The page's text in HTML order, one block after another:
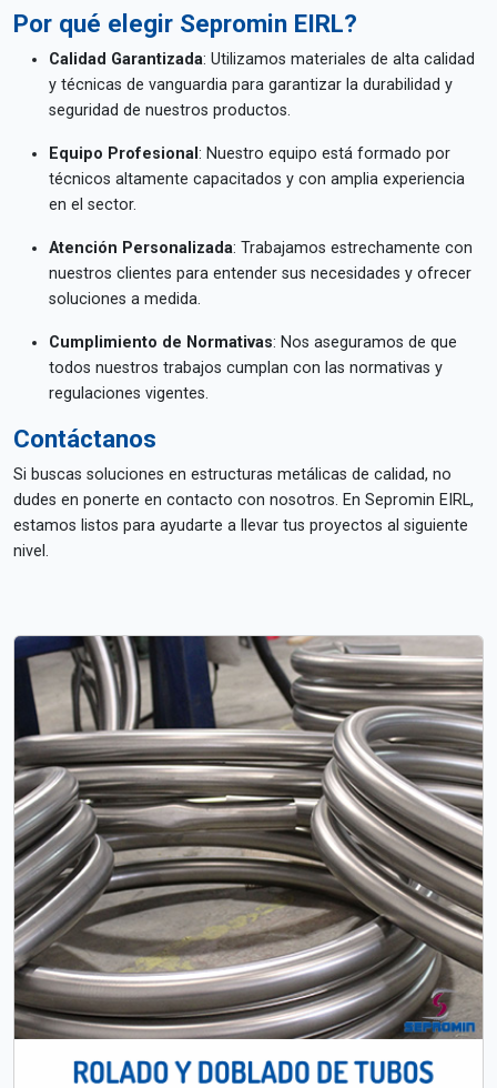
Por qué elegir Sepromin EIRL?
Calidad Garantizada: Utilizamos materiales de alta calidad
y técnicas de vanguardia para garantizar la durabilidad y
seguridad de nuestros productos.
Equipo Profesional : Nuestro equipo está formado por
técnicos altamente capacitados y con amplia experiencia
en el sector.
Atención Personalizada: Trabajamos estrechamente con
nuestros clientes para entender sus necesidades y ofrecer
soluciones a medida.
Cumplimiento de Normativas: Nos aseguramos de que
todos nuestros trabajos cumplan con las normativas y
regulaciones vigentes.
Contáctanos
Si buscas soluciones en estructuras metálicas de calidad, no
dudes en ponerte en contacto con nosotros. En Sepromin EIRL,
estamos listos para ayudarte a llevar tus proyectos al siguiente
nivel.